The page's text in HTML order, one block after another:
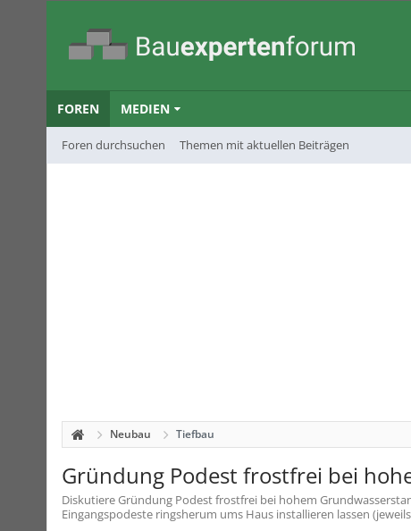
FOREN
Foren durchsuchen Themen mit aktuellen Beiträgen
MEDIEN
Neubau Tiefbau
Gründung Podest frostfrei bei
DiskutiereGründung Podest frostfrei bei hohem
Eingangspodeste ringsherum ums Haus installieren lassen